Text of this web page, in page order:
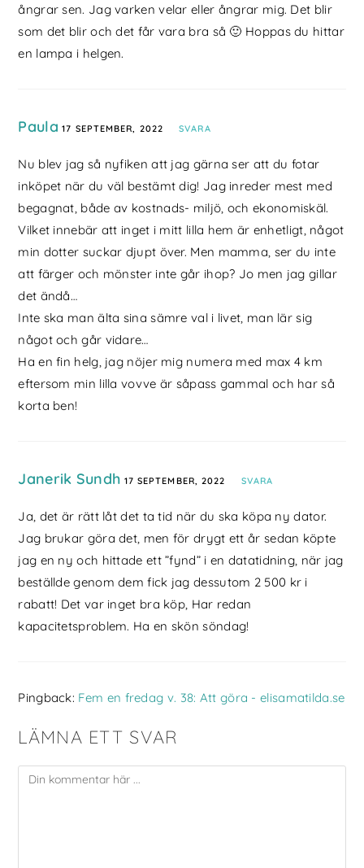
ångrar sen. Jag varken velar eller ångrar mig. Det blir
som det blir och det får vara bra så 🙂 Hoppas du hittar
en lampa i helgen.
Paula 17 SEPTEMBER, 2022 SVARA
Nu blev jag så nyfiken att jag gärna ser att du fotar
inköpet när du väl bestämt dig! Jag inreder mest med
begagnat, både av kostnads- miljö, och ekonomiskäl.
Vilket innebär att inget i mitt lilla hem är enhetligt, något
min dotter suckar djupt över. Men mamma, ser du inte
att färger och mönster inte går ihop? Jo men jag gillar
det ändå…
Inte ska man älta sina sämre val i livet, man lär sig
något och går vidare…
Ha en fin helg, jag nöjer mig numera med max 4 km
eftersom min lilla vovve är såpass gammal och har så
korta ben!
Janerik Sundh 17 SEPTEMBER, 2022 SVARA
Ja, det är rätt låt det ta tid när du ska köpa ny dator.
Jag brukar göra det, men för drygt ett år sedan köpte
jag en ny och hittade ett ”fynd” i en datatidning, när jag
beställde genom dem fick jag dessutom 2 500 kr i
rabatt! Det var inget bra köp, Har redan
kapacitetsproblem. Ha en skön söndag!
Pingback: Fem en fredag v. 38: Att göra - elisamatilda.se
LÄMNA ETT SVAR